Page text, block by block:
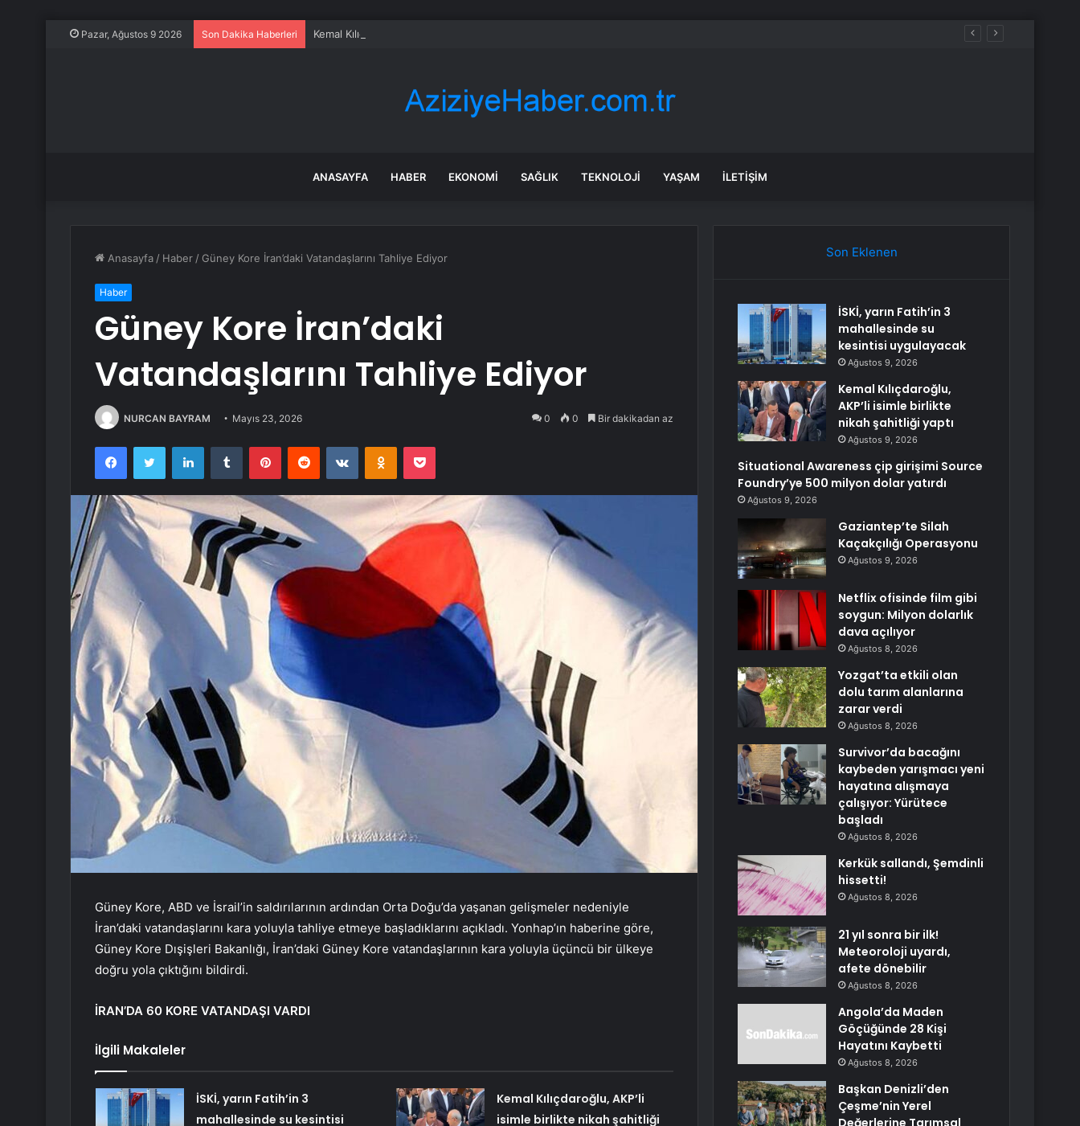
Pazar, Ağustos 9 2026 Son Dakika Haberleri Kemal Kılıçdaroğlu, AKP’li isimle birlikte nikah şahitliği yaptı
ANASAYFA HABER EKONOMI SAĞLIK TEKNOLOJI YAŞAM İLETIŞIM
Anasayfa / Haber / Güney Kore İran’daki Vatandaşlarını Tahliye Ediyor
Haber
Güney Kore İran’daki
Vatandaşlarını Tahliye Ediyor
NURCAN BAYRAM Mayıs 23, 2026 0 0 Bir dakikadan az
FacebookTwitter LinkedInTumblr PinterestReddit VKontakteOdnoklassniki
Pocket
Güney Kore, ABD ve İsrail’in saldırılarının ardından Orta Doğu’da yaşanan gelişmeler nedeniyle
İran’daki vatandaşlarını kara yoluyla tahliye etmeye başladıklarını açıkladı. Yonhap’ın haberine göre,
Güney Kore Dışişleri Bakanlığı, İran’daki Güney Kore vatandaşlarının kara yoluyla üçüncü bir ülkeye
doğru yola çıktığını bildirdi.
İRAN’DA 60 KORE VATANDAŞI VARDI
İlgili Makaleler
İSKİ, yarın Fatih’in 3
mahallesinde su kesintisi
Kemal Kılıçdaroğlu, AKP’li
isimle birlikte nikah şahitliği
Son Eklenen
İSKİ, yarın Fatih’in 3
mahallesinde su
kesintisi uygulayacak
Ağustos 9, 2026
Kemal Kılıçdaroğlu,
AKP’li isimle birlikte
nikah şahitliği yaptı
Ağustos 9, 2026
Situational Awareness çip girişimi Source
Foundry’ye 500 milyon dolar yatırdı
Ağustos 9, 2026
Gaziantep’te Silah
Kaçakçılığı Operasyonu
Ağustos 9, 2026
Netflix ofisinde film gibi
soygun: Milyon dolarlık
dava açılıyor
Ağustos 8, 2026
Yozgat’ta etkili olan
dolu tarım alanlarına
zarar verdi
Ağustos 8, 2026
Survivor’da bacağını
kaybeden yarışmacı yeni
hayatına alışmaya
çalışıyor: Yürütece
başladı
Ağustos 8, 2026
Kerkük sallandı, Şemdinli
hissetti!
Ağustos 8, 2026
21 yıl sonra bir ilk!
Meteoroloji uyardı,
afete dönebilir
Ağustos 8, 2026
Angola’da Maden
Göçüğünde 28 Kişi
Hayatını Kaybetti
Ağustos 8, 2026
Başkan Denizli’den
Çeşme’nin Yerel
Değerlerine Tarımsal